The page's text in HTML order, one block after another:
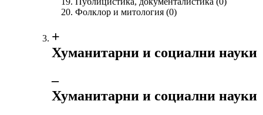
Фолклор и митология (0)
+
Хуманитарни и социални науки
‒
Хуманитарни и социални науки